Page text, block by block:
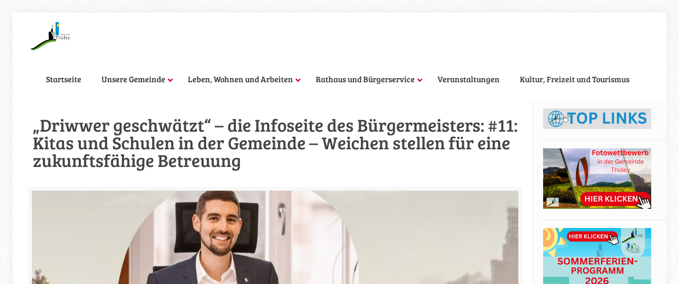
Startseite Unsere Gemeinde Leben, Wohnen und Arbeiten Rathaus und Bürgerservice Veranstaltungen Kultur, Freizeit und Tourismus
„Driwwer geschwätzt“ – die Infoseite des Bürgermeisters: #11:
Kitas und Schulen in der Gemeinde – Weichen stellen für eine
zukunftsfähige Betreuung